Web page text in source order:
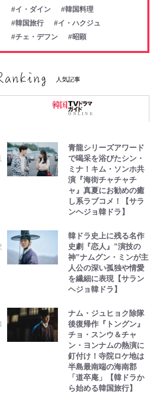
#イ・ダイン
#韓国料理
#韓国旅行
#イ・ハクジュ
#チェ・デフン
#昭顕
人気記事
青龍シリーズアワード
で喝采を浴びたシン・
ミナ！キム・ソンホ共
演『海街チャチャチ
ャ』真夏にお勧めの癒
し系ラブコメ！【サラ
ンヘジョ韓ドラ】
韓ドラ史上に残る名作
史劇『恋人』”演技の
神”ナムグン・ミンが主
人公の深い孤独や情愛
を繊細に表現【サラン
ヘジョ韓ドラ】
ナム・ジュヒョク除隊
後復帰作『トングン』
チョ・スンウ＆チャ
ン・ヨンナムの熱演に
釘付け！寺院ロケ地は
半島最南端の海南郡
「道卒庵」【韓ドラか
ら始める韓国旅行】